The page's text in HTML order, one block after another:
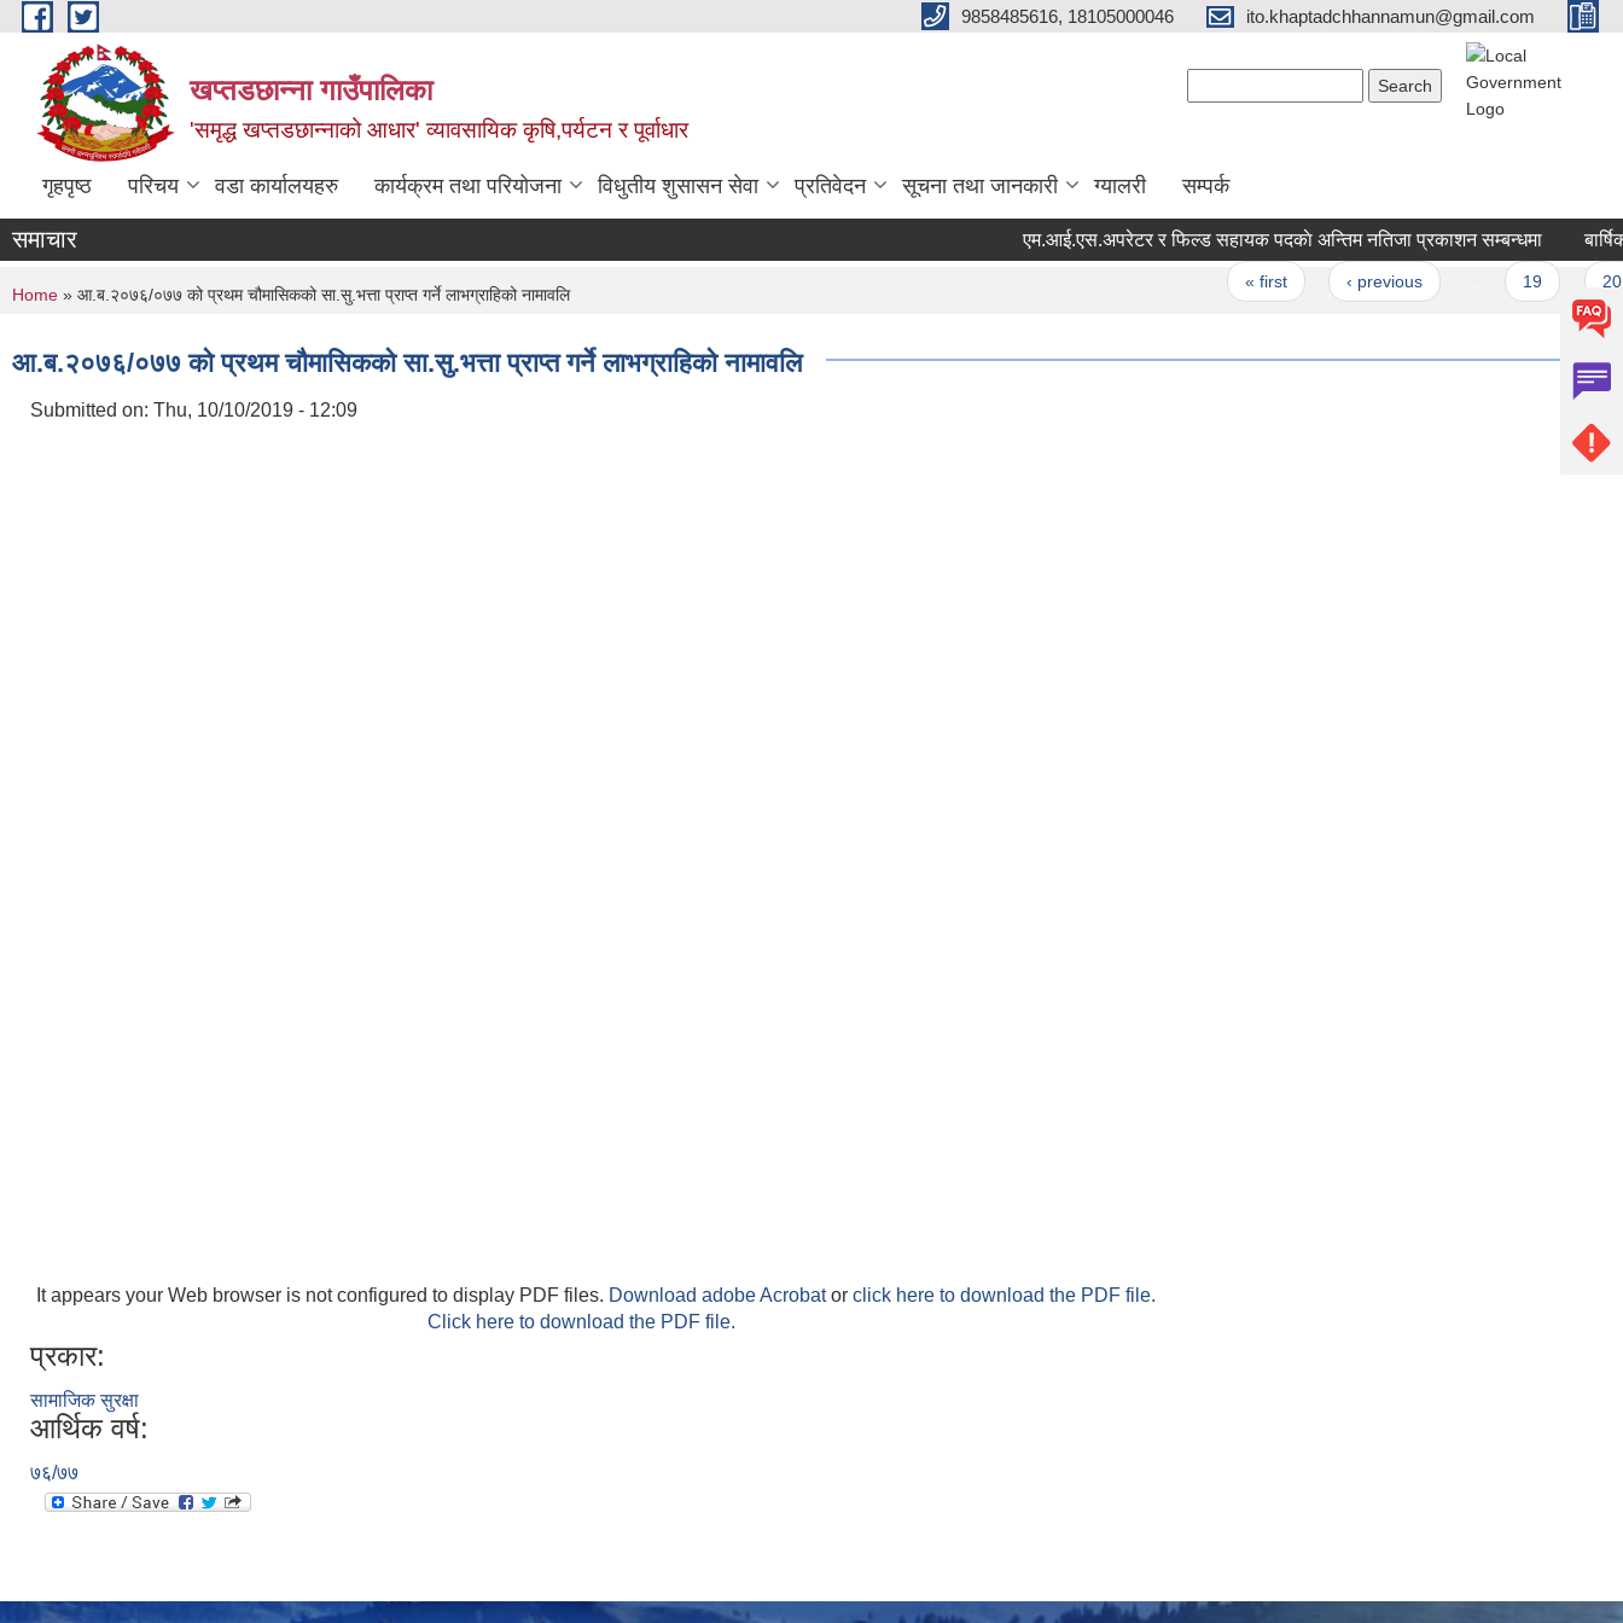
Skip to main content 9858485616, 18105000046 ito.khaptadchhannamun@gmail.com
खप्तडछान्ना गाउँपालिका
'समृद्ध खप्तडछान्नाको आधार' व्यावसायिक कृषि,पर्यटन र पूर्वाधार
गृहपृष्ठ परिचय वडा कार्यालयहरु कार्यक्रम तथा परियोजना विधुतीय शुसासन सेवा प्रतिवेदन सूचना तथा जानकारी ग्यालरी सम्पर्क
समाचार एम‍.आई.एस.अपरेटर र फिल्ड सहायक पदकाे अन्तिम नतिजा प्रकाशन सम्बन्धमा बार्षिक
« first ‹ previous
You are here
Home » आ‍.ब.२०७६/०७७ को प्रथम चौमासिकको सा.सु.भत्ता प्राप्त गर्ने लाभग्राहिको नामावलि
आ‍.ब.२०७६/०७७ को प्रथम चौमासिकको सा.सु.भत्ता प्राप्त गर्ने लाभग्राहिको नामावलि
Submitted on: Thu, 10/10/2019 - 12:09
It appears your Web browser is not configured to display PDF files. Download adobe Acrobator click here to download the PDF file.
Click here to download the PDF file.
प्रकार:
सामाजिक सुरक्षा
आर्थिक वर्ष:
७६/७७